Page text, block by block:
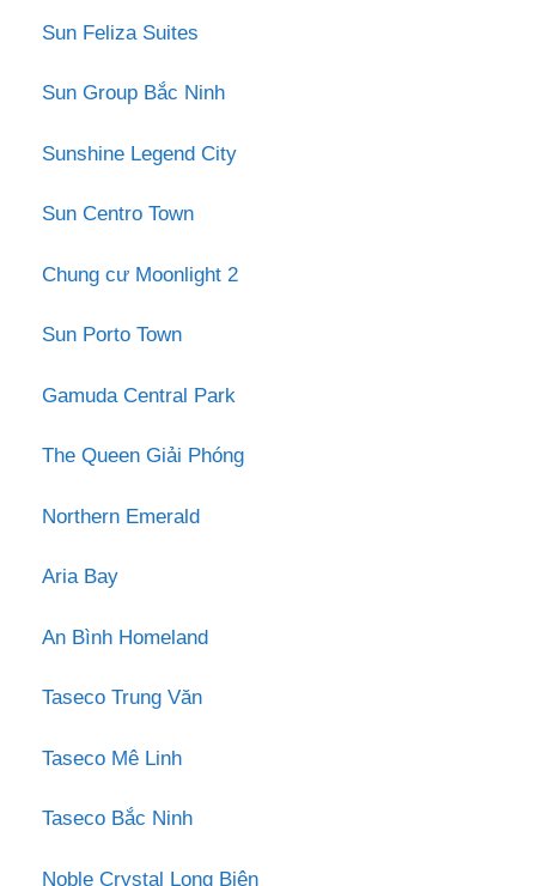
Sun Feliza Suites
Sun Group Bắc Ninh
Sunshine Legend City
Sun Centro Town
Chung cư Moonlight 2
Sun Porto Town
Gamuda Central Park
The Queen Giải Phóng
Northern Emerald
Aria Bay
An Bình Homeland
Taseco Trung Văn
Taseco Mê Linh
Taseco Bắc Ninh
Noble Crystal Long Biên